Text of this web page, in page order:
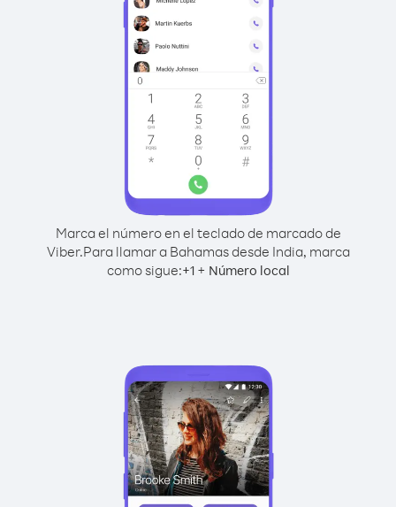
Marca el número en el teclado de marcado de
Viber.Para llamar a Bahamas desde India, marca
como sigue:+1+ Número local